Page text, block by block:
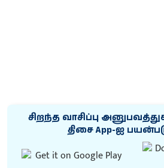
சிறந்த வாசிப்பு
திசை App-ஐ